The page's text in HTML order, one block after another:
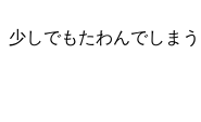
少しでもたわんでしま